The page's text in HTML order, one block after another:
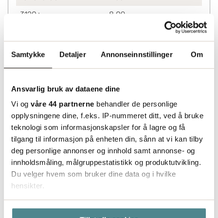
Samtykke Detaljer Annonseinnstillinger Om
Ansvarlig bruk av dataene dine
Vi og våre 44 partnerne behandler de personlige
opplysningene dine, f.eks. IP-nummeret ditt, ved å bruke
teknologi som informasjonskapsler for å lagre og få
tilgang til informasjon på enheten din, sånn at vi kan tilby
deg personlige annonser og innhold samt annonse- og
innholdsmåling, målgruppestatistikk og produktutvikling.
Du velger hvem som bruker dine data og i hvilke
hensikter.
Hvis du gir oss lov, vil vi også gjerne:
3120+
8.09
Leveres fra sentrallager Helsingborg. Utvidet